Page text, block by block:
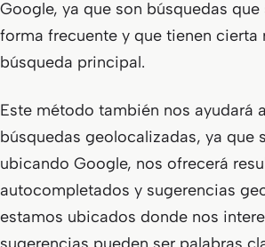
Google, ya que son búsquedas que
forma frecuente y que tienen cierta
búsqueda principal.
Este método también nos ayudará
búsquedas geolocalizadas, ya que
ubicando Google, nos ofrecerá
autocompletados y sugerencias
estamos ubicados donde nos